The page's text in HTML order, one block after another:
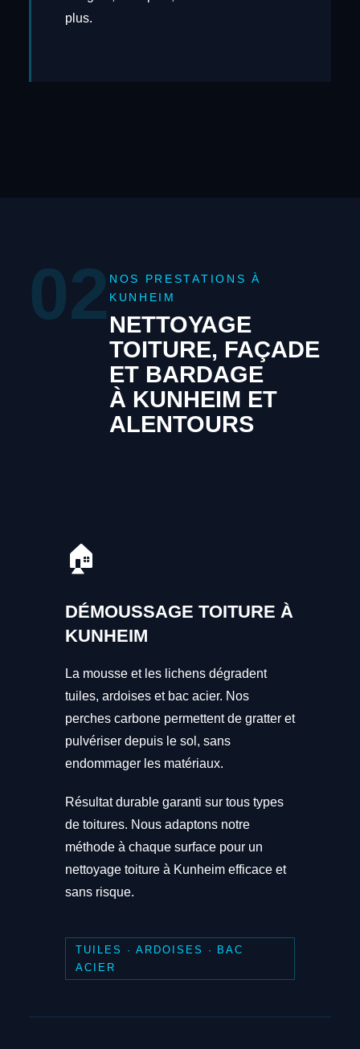
plus.
02 NOS PRESTATIONS À
KUNHEIM
NETTOYAGE
TOITURE, FAÇADE
ET BARDAGE
À KUNHEIM ET
ALENTOURS
🏠
DÉMOUSSAGE TOITURE À
KUNHEIM
La mousse et les lichens dégradent
tuiles, ardoises et bac acier. Nos
perches carbone permettent de gratter et
pulvériser depuis le sol, sans
endommager les matériaux.
Résultat durable garanti sur tous types
de toitures. Nous adaptons notre
méthode à chaque surface pour un
nettoyage toiture à Kunheim efficace et
sans risque.
TUILES · ARDOISES · BAC
ACIER